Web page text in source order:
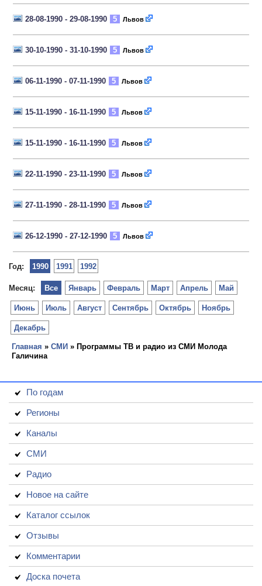
28-08-1990 - 29-08-1990 5 Львов
30-10-1990 - 31-10-1990 5 Львов
06-11-1990 - 07-11-1990 5 Львов
15-11-1990 - 16-11-1990 5 Львов
15-11-1990 - 16-11-1990 5 Львов
22-11-1990 - 23-11-1990 5 Львов
27-11-1990 - 28-11-1990 5 Львов
26-12-1990 - 27-12-1990 5 Львов
Год: 1990 1991 1992
Месяц: Январь Февраль Март Апрель Май
Июнь Июль Август Сентябрь Октябрь Ноябрь
Декабрь
Все
Главная » СМИ » Программы ТВ и радио из СМИ Молода
Галичина
По годам
Регионы
Каналы
СМИ
Радио
Новое на сайте
Каталог ссылок
Отзывы
Комментарии
Доска почета